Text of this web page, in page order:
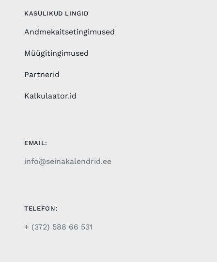
KASULIKUD LINGID
Andmekaitsetingimused
Müügitingimused
Partnerid
Kalkulaator.id
EMAIL:
info@seinakalendrid.ee
TELEFON:
+ (372) 588 66 531